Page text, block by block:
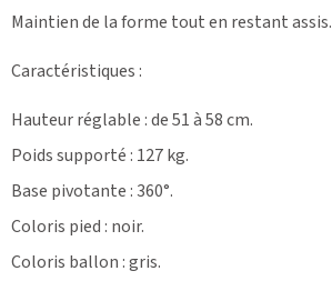
Maintien de la forme tout en restant assis.
Caractéristiques :
Hauteur réglable : de 51 à 58 cm.
Poids supporté : 127 kg.
Base pivotante : 360°.
Coloris pied : noir.
Coloris ballon : gris.